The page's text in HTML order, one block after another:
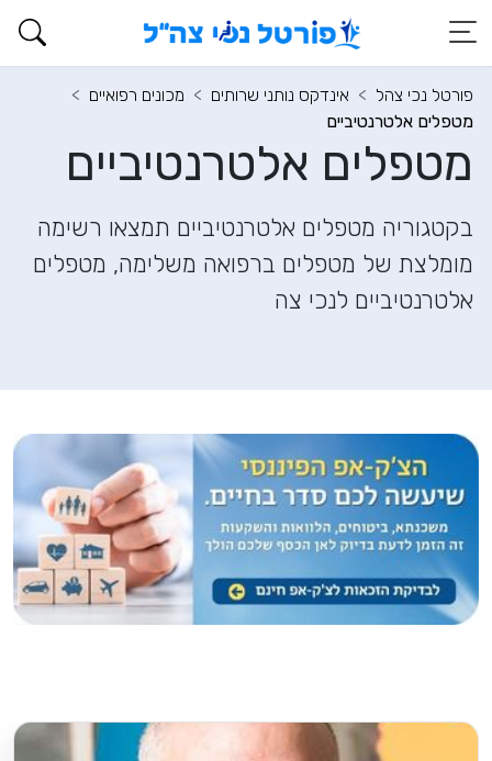
פורטל נכי צהל אינדקס נותני שרותים
מכונים רפואיים
מטפלים אלטרנטיביים
מטפלים אלטרנטיביים
בקטגוריה מטפלים אלטרנטיביים תמצאו רשימה
מומלצת של מטפלים ברפואה משלימה, מטפלים
אלטרנטיביים לנכי צה